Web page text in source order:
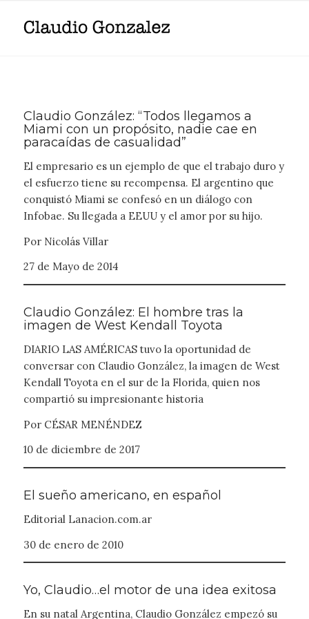
Claudio González: “Todos llegamos a
Miami con un propósito, nadie cae en
paracaídas de casualidad”
El empresario es un ejemplo de que el trabajo duro y
el esfuerzo tiene su recompensa. El argentino que
conquistó Miami se confesó en un diálogo con
Infobae. Su llegada a EEUU y el amor por su hijo.
Por Nicolás Villar
27 de Mayo de 2014
Claudio González: El hombre tras la
imagen de West Kendall Toyota
DIARIO LAS AMÉRICAS tuvo la oportunidad de
conversar con Claudio González, la imagen de West
Kendall Toyota en el sur de la Florida, quien nos
compartió su impresionante historia
Por CÉSAR MENÉNDEZ
10 de diciembre de 2017
El sueño americano, en español
Editorial Lanacion.com.ar
30 de enero de 2010
Yo, Claudio…el motor de una idea exitosa
En su natal Argentina, Claudio González empezó su